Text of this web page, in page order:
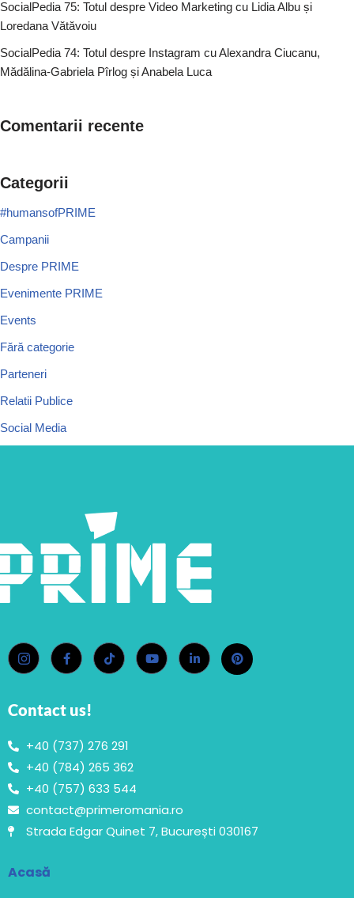
SocialPedia 75: Totul despre Video Marketing cu Lidia Albu și
Loredana Vătăvoiu
SocialPedia 74: Totul despre Instagram cu Alexandra Ciucanu,
Mădălina-Gabriela Pîrlog și Anabela Luca
Comentarii recente
Categorii
#humansofPRIME
Campanii
Despre PRIME
Evenimente PRIME
Events
Fără categorie
Parteneri
Relatii Publice
Social Media
Contact us!
+40 (737) 276 291
+40 (784) 265 362
+40 (757) 633 544
contact@primeromania.ro
Strada Edgar Quinet 7, București 030167
Acasă